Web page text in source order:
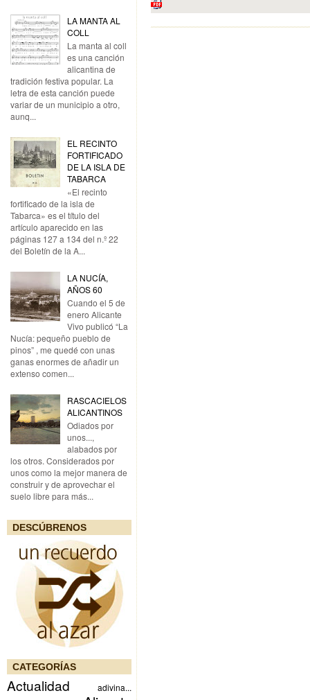
LA MANTA AL
COLL
La manta al coll
es una canción
alicantina de
tradición festiva popular. La
letra de esta canción puede
variar de un municipio a otro,
aunq...
EL RECINTO
FORTIFICADO
DE LA ISLA DE
TABARCA
«El recinto
fortificado de la isla de
Tabarca» es el título del
artículo aparecido en las
páginas 127 a 134 del n.º 22
del Boletín de la A...
LA NUCÍA,
AÑOS 60
Cuando el 5 de
enero Alicante
Vivo publicó “La
Nucía: pequeño pueblo de
pinos” , me quedé con unas
ganas enormes de añadir un
extenso comen...
RASCACIELOS
ALICANTINOS
Odiados por
unos...,
alabados por
los otros. Considerados por
unos como la mejor manera de
construir y de aprovechar el
suelo libre para más...
DESCÚBRENOS
CATEGORÍAS
Actualidad adivina...